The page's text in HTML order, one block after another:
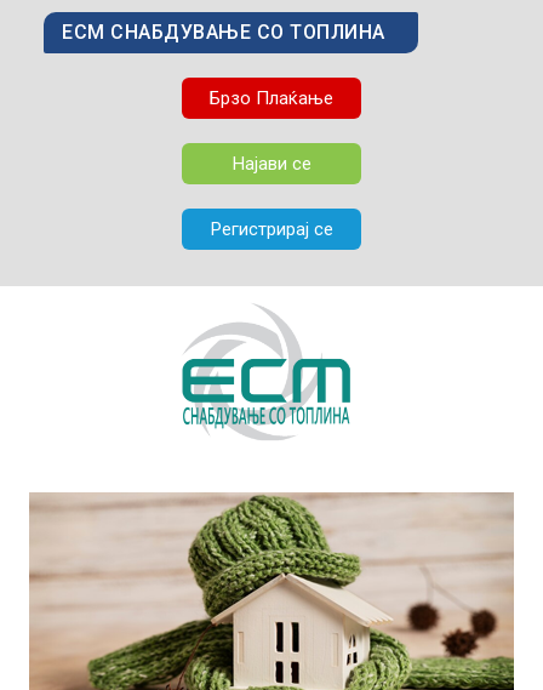
ЕСМ СНАБДУВАЊЕ СО ТОПЛИНА
Брзо Плаќање
Најави се
Регистрирај се